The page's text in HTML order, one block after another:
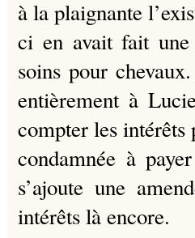
à la plaignante
ci en avait fait une
soins pour
entièrement à
compter les
condamnée à
s’ajoute une
intérêts là encore.